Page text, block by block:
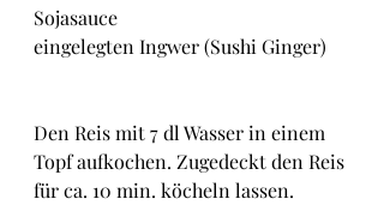
Sojasauce
eingelegten Ingwer (Sushi Ginger)
Den Reis mit 7 dl Wasser in einem
Topf aufkochen. Zugedeckt den Reis
für ca. 10 min. köcheln lassen.